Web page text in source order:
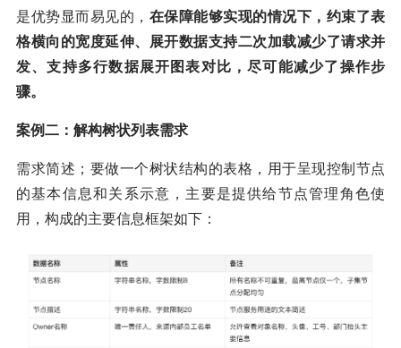
是优势显而易见的， 在保障能够实现的情况下，约束了表
格横向的宽度延伸、展开数据支持二次加载减少了请求并
发、支持多行数据展开图表对比，尽可能减少了操作步
骤。
案例二：解构树状列表需求
需求简述；要做一个树状结构的表格，用于呈现控制节点
的基本信息和关系示意，主要是提供给节点管理角色使
用，构成的主要信息框架如下：